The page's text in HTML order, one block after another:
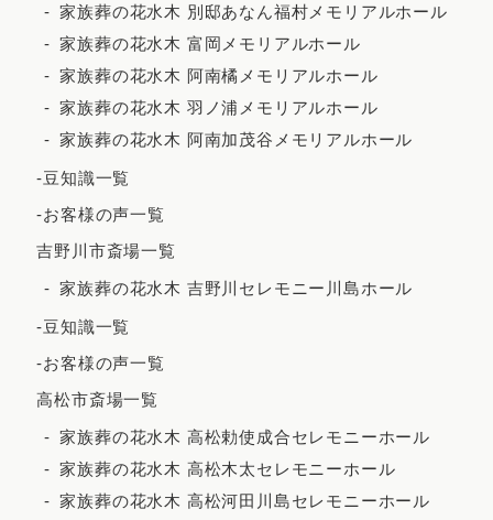
2023年3月
2023年2月
2023年1月
2022年12月
2022年11月
2022年4月
2022年3月
2022年2月
2021年12月
家族葬の花水木 別邸あなん福村メモリアルホール
家族葬の花水木 富岡メモリアルホール
家族葬の花水木 阿南橘メモリアルホール
家族葬の花水木 羽ノ浦メモリアルホール
家族葬の花水木 阿南加茂谷メモリアルホール
-豆知識一覧
-お客様の声一覧
吉野川市斎場一覧
家族葬の花水木 吉野川セレモニー川島ホール
-豆知識一覧
-お客様の声一覧
高松市斎場一覧
家族葬の花水木 高松勅使成合セレモニーホール
家族葬の花水木 高松木太セレモニーホール
家族葬の花水木 高松河田川島セレモニーホール